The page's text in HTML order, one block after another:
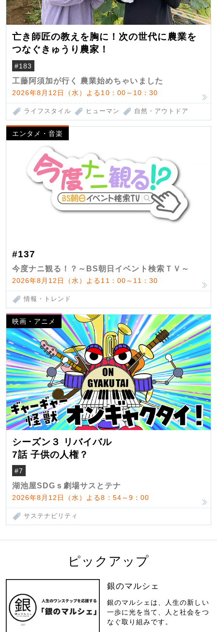
亡き師匠の教えを胸に！次の世代に農業を
つなぐきゅうり農家！
#183
工藤阿須加が行く 農業始めちゃいました
2026年8月12日（水）よる10：00～10：30
ライフスタイル ヒューマン 自然・アウトドア
エンタメ・音楽
#137
今度ナニ観る！？～BS朝日イベント検索ＴＶ～
2026年8月12日（水）よる11：00～11：30
情報・トレンド
映画・アニメ
シーズン３ リバイバル
7話 子供の人権？
#7
湖池屋SDGｓ劇場サスとテナ
2026年8月12日（水）よる8：54～9：00
サステナビリティ
ピックアップ
銀のマルシェ
銀のマルシェは、人生の新しい
一歩に光を当て、人と社会をつ
なぐ取り組みです。